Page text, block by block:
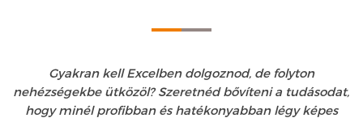
Gyakran kell Excelben dolgoznod, de folyton
nehézségekbe ütközöl? Szeretnéd bővíteni a tudásodat,
hogy minél profibban és hatékonyabban légy képes